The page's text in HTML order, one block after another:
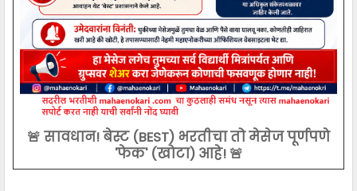
🚨 सावधान! बेस्ट (BEST) भरतीचा तो मेसेज पूर्णपणे
'फेक' (खोटा) आहे! 🚨